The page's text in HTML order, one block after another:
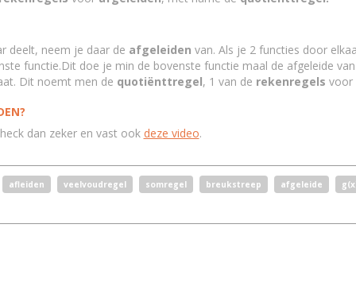
deelt, neem je daar de afgeleiden van. Als je 2 functies door
functie.Dit doe je min de bovenste functie maal de afgeleide
Dit noemt men de quotiënttregel, 1 van de rekenregels voor
dan zeker en vast ook deze video.
afleiden veelvoudregel somregel breukstreep afgeleide